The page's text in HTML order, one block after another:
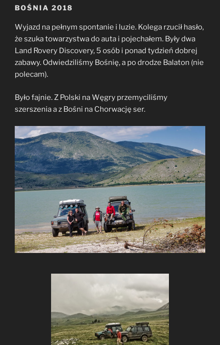
BOŚNIA 2018
Wyjazd na pełnym spontanie i luzie. Kolega rzucił hasło,
że szuka towarzystwa do auta i pojechałem. Były dwa
Land Rovery Discovery, 5 osób i ponad tydzień dobrej
zabawy. Odwiedziliśmy Bośnię, a po drodze Balaton (nie
polecam).
Było fajnie. Z Polski na Węgry przemyciliśmy
szerszenia a z Bośni na Chorwację ser.